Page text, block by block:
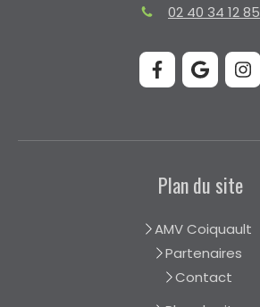
02 40 34 12 85
Plan du site
AMV Coiquault
Partenaires
Contact